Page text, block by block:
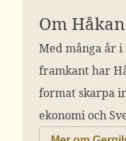
Om
Med många år
framkant har
format skarpa
ekonomi och